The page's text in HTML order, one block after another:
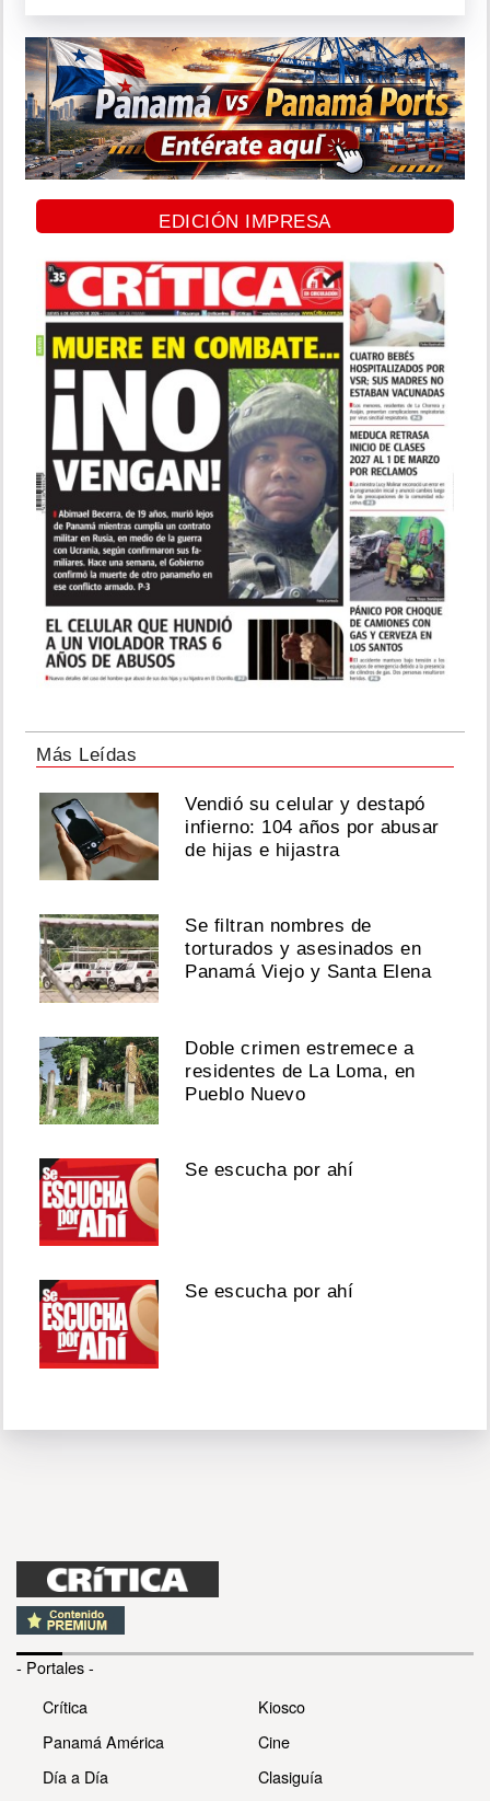
EDICIÓN IMPRESA
Más Leídas
Vendió su celular y destapó
infierno: 104 años por abusar
de hijas e hijastra
Se filtran nombres de
torturados y asesinados en
Panamá Viejo y Santa Elena
Doble crimen estremece a
residentes de La Loma, en
Pueblo Nuevo
Se escucha por ahí
Se escucha por ahí
- Portales -
Crítica
Panamá América
Día a Día
Kiosco
Cine
Clasiguía